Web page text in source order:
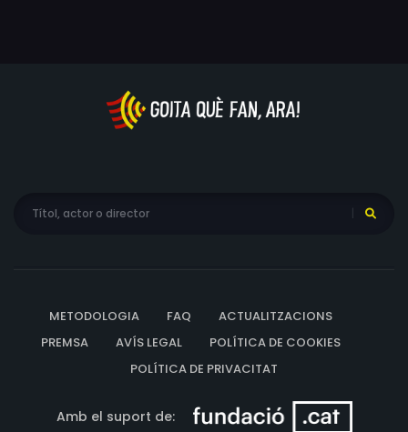
METODOLOGIA FAQ
ACTUALITZACIONS
PREMSA
AVÍS LEGAL
POLÍTICA DE COOKIES
POLÍTICA DE PRIVACITAT
Amb el suport de: